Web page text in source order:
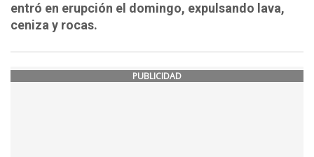
entró en erupción el domingo, expulsando lava,
ceniza y rocas.
PUBLICIDAD